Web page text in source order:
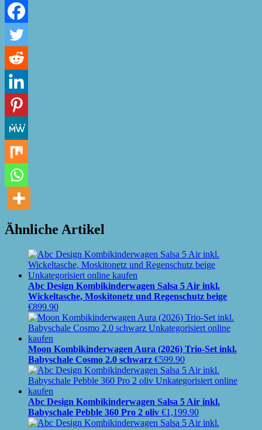
Ähnliche Artikel
Abc Design Kombikinderwagen Salsa 5 Air inkl.
Wickeltasche, Moskitonetz und Regenschutz beige
€899.90
Moon Kombikinderwagen Aura (2026) Trio-Set inkl.
Babyschale Cosmo 2.0 schwarz €599.90
Abc Design Kombikinderwagen Salsa 5 Air inkl.
Babyschale Pebble 360 Pro 2 oliv €1,199.90